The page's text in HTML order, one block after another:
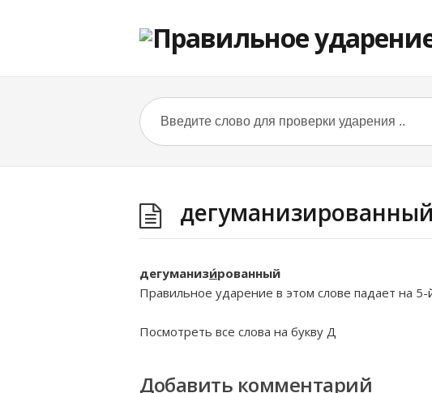
дегуманизированный
дегуманизи́рованный
Правильное ударение в этом слове падает на 5-
Посмотреть все слова на букву Д
Добавить комментарий